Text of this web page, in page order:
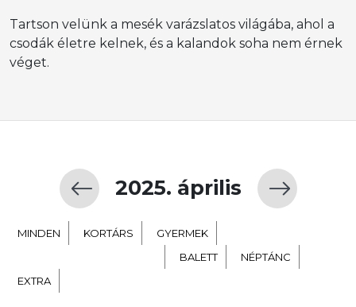
Tartson velünk a mesék varázslatos világába, ahol a
csodák életre kelnek, és a kalandok soha nem érnek
véget.
2025. április
MINDEN KORTÁRS
GYERMEK
BALETT
NÉPTÁNC
EXTRA